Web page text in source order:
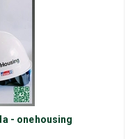
- onehousing